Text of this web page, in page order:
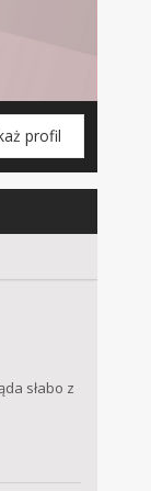
profil
słabo z